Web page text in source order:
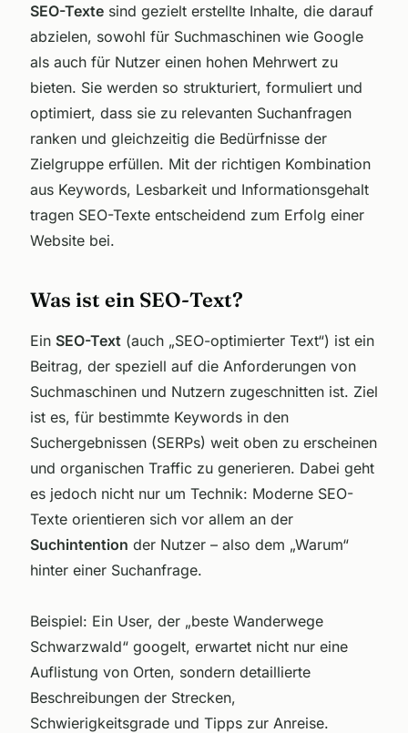
SEO-Textesind gezielt erstellte Inhalte, die darauf
abzielen, sowohl für Suchmaschinen wie Google
als auch für Nutzer einen hohen Mehrwert zu
bieten. Sie werden so strukturiert, formuliert und
optimiert, dass sie zu relevanten Suchanfragen
ranken und gleichzeitig die Bedürfnisse der
Zielgruppe erfüllen. Mit der richtigen Kombination
aus Keywords, Lesbarkeit und Informationsgehalt
tragen SEO-Texte entscheidend zum Erfolg einer
Website bei.
Was ist ein SEO-Text?
Ein SEO-Text (auch „SEO-optimierter Text“) ist ein
Beitrag, der speziell auf die Anforderungen von
Suchmaschinen und Nutzern zugeschnitten ist. Ziel
ist es, für bestimmte Keywords in den
Suchergebnissen (SERPs) weit oben zu erscheinen
und organischen Traffic zu generieren. Dabei geht
es jedoch nicht nur um Technik: Moderne SEO-
Texte orientieren sich vor allem an der
Suchintention der Nutzer – also dem „Warum“
hinter einer Suchanfrage.
Beispiel: Ein User, der „beste Wanderwege
Schwarzwald“ googelt, erwartet nicht nur eine
Auflistung von Orten, sondern detaillierte
Beschreibungen der Strecken,
Schwierigkeitsgrade und Tipps zur Anreise.